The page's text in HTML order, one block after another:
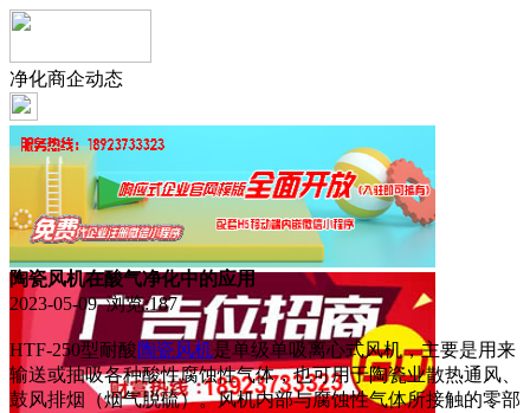
净化商企动态
陶瓷风机在酸气净化中的应用
2023-05-09 浏览:187
HTF-250型耐酸陶瓷风机是单级单吸离心式风机，主要是用来
输送或抽吸各种酸性腐蚀性气体，也可用于陶瓷业散热通风、
鼓风排烟（烟气脱硫）。风机内部与腐蚀性气体所接触的零部